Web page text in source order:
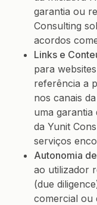
garantia ou
Consulting
acordos
Links e
para
referência a
nos canais
uma garantia
da Yunit
serviços
Autonomia
ao utilizador
(due
comercial ou